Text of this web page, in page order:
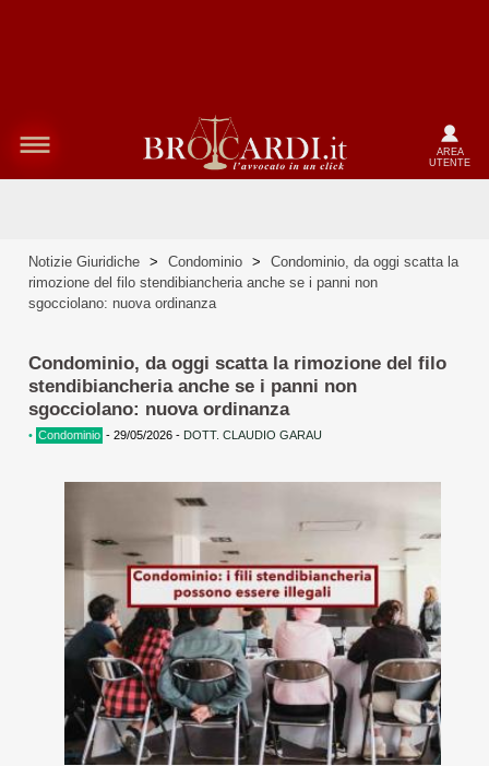
AREA
UTENTE
Notizie Giuridiche > Condominio >
Condominio, da oggi scatta la
rimozione del filo stendibiancheria anche se i panni non
sgocciolano: nuova ordinanza
Condominio, da oggi scatta la rimozione del filo
stendibiancheria anche se i panni non
sgocciolano: nuova ordinanza
• Condominio - 29/05/2026 - DOTT. CLAUDIO GARAU